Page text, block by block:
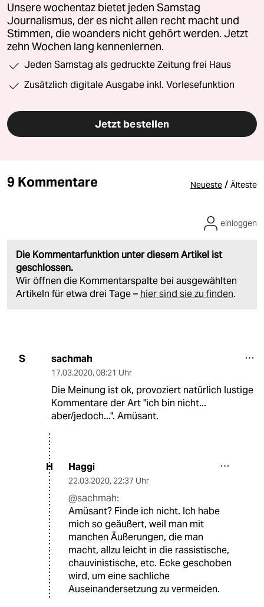
Unsere wochentaz bietet jeden Samstag
Journalismus, der es nicht allen recht macht und
Stimmen, die woanders nicht gehört werden. Jetzt
zehn Wochen lang kennenlernen.
Jeden Samstag als gedruckte Zeitung frei Haus
Zusätzlich digitale Ausgabe inkl. Vorlesefunktion
Jetzt bestellen
9 Kommentare Neueste / Älteste
Die Kommentarfunktion unter diesem Artikel ist
geschlossen.
Wir öffnen die Kommentarspalte bei ausgewählten
Artikeln für etwa drei Tage – hier sind sie zu finden.
einloggen
S sachmah
17.03.2020, 08:21 Uhr
Die Meinung ist ok, provoziert natürlich lustige
Kommentare der Art "ich bin nicht...
aber/jedoch...". Amüsant.
H Haggi
22.03.2020, 22:37 Uhr
@sachmah:
Amüsant? Finde ich nicht. Ich habe
mich so geäußert, weil man mit
manchen Äußerungen, die man
macht, allzu leicht in die rassistische,
chauvinistische, etc. Ecke geschoben
wird, um eine sachliche
Auseinandersetzung zu vermeiden.